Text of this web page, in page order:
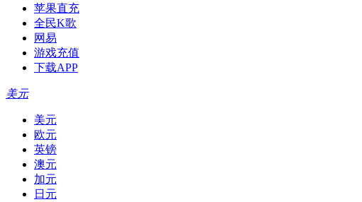
苹果直充
全民K歌
网易
游戏充值
下载APP
美元
美元
欧元
英镑
澳元
加元
日元